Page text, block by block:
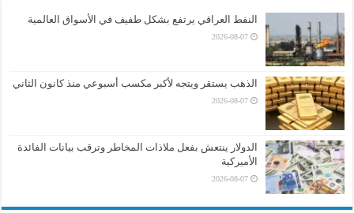
النفط العراقي يرتفع بشكل طفيف في الأسواق العالمية
2026-08-07
الذهب يستقر ويتجه لأكبر مكسب أسبوعي منذ كانون الثاني
2026-08-07
الدولار ينتعش بفعل ملاذات المخاطر وترقب بيانات الفائدة
الأميركية
2026-08-07